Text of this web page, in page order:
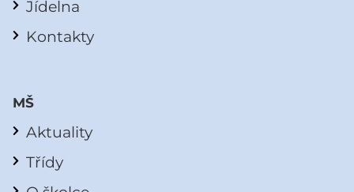
Jídelna
Kontakty
MŠ
Aktuality
Třídy